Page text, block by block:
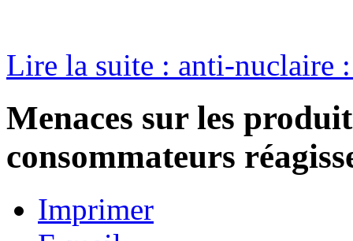
Lire la suite : anti-nuclaire
Menaces sur les
consommateurs
Imprimer